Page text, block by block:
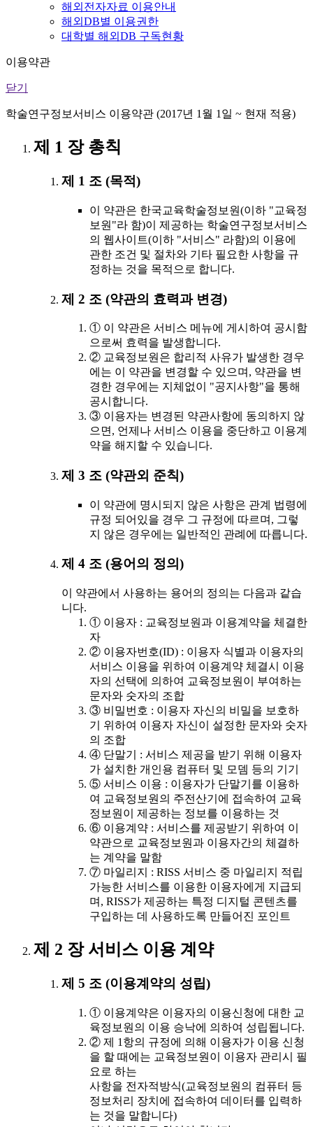
해외전자자료 이용안내
해외DB별 이용권한
대학별 해외DB 구독현황
이용약관
닫기
학술연구정보서비스 이용약관 (2017년 1월 1일 ~ 현재 적용)
제 1 장 총칙
제 1 조 (목적)
이 약관은 한국교육학술정보원(이하 "교육정
보원"라 함)이 제공하는 학술연구정보서비스
의 웹사이트(이하 "서비스" 라함)의 이용에
관한 조건 및 절차와 기타 필요한 사항을 규
정하는 것을 목적으로 합니다.
제 2 조 (약관의 효력과 변경)
① 이 약관은 서비스 메뉴에 게시하여 공시함
으로써 효력을 발생합니다.
② 교육정보원은 합리적 사유가 발생한 경우
에는 이 약관을 변경할 수 있으며, 약관을 변
경한 경우에는 지체없이 "공지사항"을 통해
공시합니다.
③ 이용자는 변경된 약관사항에 동의하지 않
으면, 언제나 서비스 이용을 중단하고 이용계
약을 해지할 수 있습니다.
제 3 조 (약관외 준칙)
이 약관에 명시되지 않은 사항은 관계 법령에
규정 되어있을 경우 그 규정에 따르며, 그렇
지 않은 경우에는 일반적인 관례에 따릅니다.
제 4 조 (용어의 정의)
이 약관에서 사용하는 용어의 정의는 다음과 같습
니다.
① 이용자 : 교육정보원과 이용계약을 체결한
자
② 이용자번호(ID) : 이용자 식별과 이용자의
서비스 이용을 위하여 이용계약 체결시 이용
자의 선택에 의하여 교육정보원이 부여하는
문자와 숫자의 조합
③ 비밀번호 : 이용자 자신의 비밀을 보호하
기 위하여 이용자 자신이 설정한 문자와 숫자
의 조합
④ 단말기 : 서비스 제공을 받기 위해 이용자
가 설치한 개인용 컴퓨터 및 모뎀 등의 기기
⑤ 서비스 이용 : 이용자가 단말기를 이용하
여 교육정보원의 주전산기에 접속하여 교육
정보원이 제공하는 정보를 이용하는 것
⑥ 이용계약 : 서비스를 제공받기 위하여 이
약관으로 교육정보원과 이용자간의 체결하
는 계약을 말함
⑦ 마일리지 : RISS 서비스 중 마일리지 적립
가능한 서비스를 이용한 이용자에게 지급되
며, RISS가 제공하는 특정 디지털 콘텐츠를
구입하는 데 사용하도록 만들어진 포인트
제 2 장 서비스 이용 계약
제 5 조 (이용계약의 성립)
① 이용계약은 이용자의 이용신청에 대한 교
육정보원의 이용 승낙에 의하여 성립됩니다.
② 제 1항의 규정에 의해 이용자가 이용 신청
을 할 때에는 교육정보원이 이용자 관리시 필
요로 하는
사항을 전자적방식(교육정보원의 컴퓨터 등
정보처리 장치에 접속하여 데이터를 입력하
는 것을 말합니다)